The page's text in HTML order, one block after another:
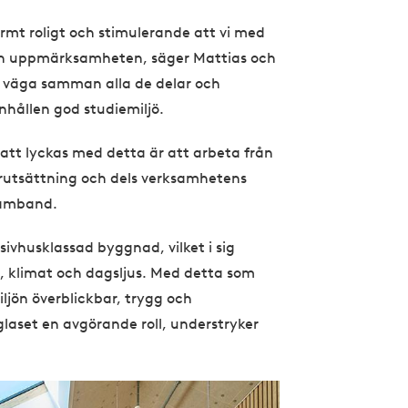
roligt och stimulerande att vi med
uppmärksamheten, säger Mattias och
samman alla de delar och
god studiemiljö.
lyckas med detta är att arbeta från
och dels verksamhetens
byggnad, vilket i sig
och dagsljus. Med detta som
överblickbar, trygg och
en avgörande roll, understryker